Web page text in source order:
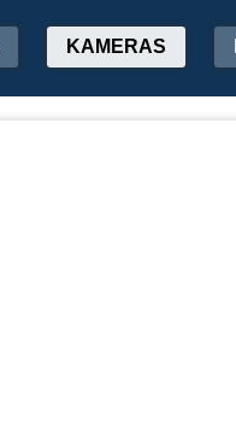
KAMERAS